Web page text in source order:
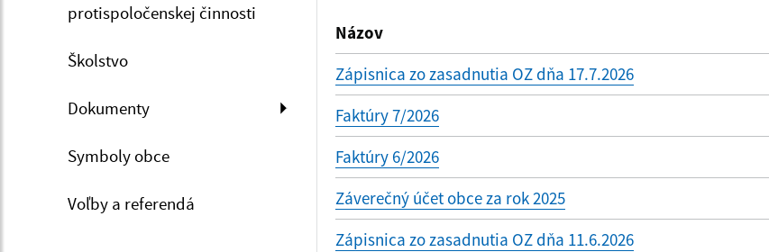
protispoločenskej činnosti
Školstvo
Dokumenty
Symboly obce
Voľby a referendá
Názov
Zápisnica zo zasadnutia OZ dňa 17.7.2026
Faktúry 7/2026
Faktúry 6/2026
Záverečný účet obce za rok 2025
Zápisnica zo zasadnutia OZ dňa 11.6.2026